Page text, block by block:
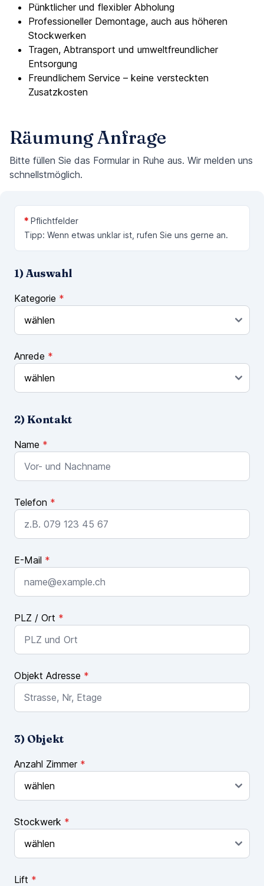
Pünktlicher und flexibler Abholung
Professioneller Demontage, auch aus höheren
Stockwerken
Tragen, Abtransport und umweltfreundlicher
Entsorgung
Freundlichem Service – keine versteckten
Zusatzkosten
Räumung Anfrage
Bitte füllen Sie das Formular in Ruhe aus. Wir melden uns
schnellstmöglich.
* Pflichtfelder
Tipp: Wenn etwas unklar ist, rufen Sie uns gerne an.
1) Auswahl
Kategorie *
Anrede *
2) Kontakt
Name *
Telefon *
E-Mail *
PLZ / Ort *
Objekt Adresse *
3) Objekt
Anzahl Zimmer *
Stockwerk *
Lift *